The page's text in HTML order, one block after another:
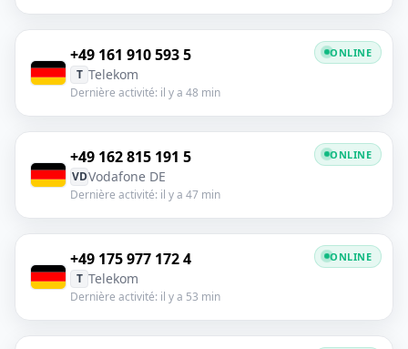
+49 161 910 593 5
T Telekom
Dernière activité: il y a 48 min
ONLINE
+49 162 815 191 5
VDVodafone DE
Dernière activité: il y a 47 min
ONLINE
+49 175 977 172 4
T Telekom
Dernière activité: il y a 53 min
ONLINE